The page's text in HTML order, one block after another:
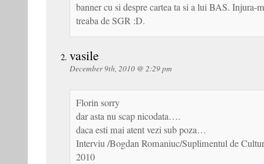
banner cu si despre cartea ta si a lui BAS. Injura-
treaba de SGR :D.
vasile
December 9th, 2010 @ 2:29 pm
Florin sorry
dar asta nu scap nicodata….
daca esti mai atent vezi sub poza…
Interviu /Bogdan Romaniuc/Suplimentul de
2010